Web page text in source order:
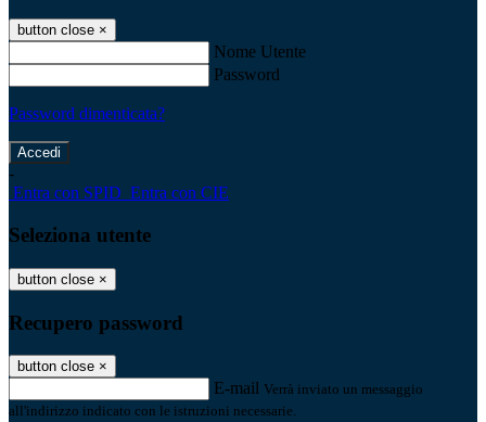
button close ×
Nome Utente
Password
Password dimenticata?
-
Entra con SPID Entra con CIE
Seleziona utente
button close ×
Recupero password
button close ×
E-mail Verrà inviato un messaggio
all'indirizzo indicato con le istruzioni necessarie.